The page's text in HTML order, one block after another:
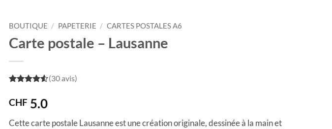
BOUTIQUE / PAPETERIE / CARTES POSTALES A6
Carte postale – Lausanne
5
(30 avis)
CHF 5.0
Cette carte postale Lausanne est une création originale, dessinée à la main et